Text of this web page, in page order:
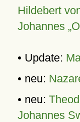
Hildebert
Johannes
• Update:
• neu:
• neu:
Johannes